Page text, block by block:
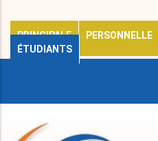
PRINCIPALE
PERSONNELLE
ÉTUDIANTS